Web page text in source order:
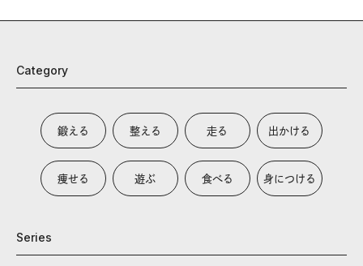
Category
鍛える 整える 走る 出かける
痩せる 遊ぶ 食べる 身につける
Series